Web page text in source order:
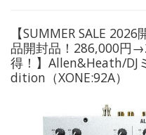
【SUMMER SALE
品開封品！286,000円
得！】Allen&Heath/DJ
dition（XONE:92A）